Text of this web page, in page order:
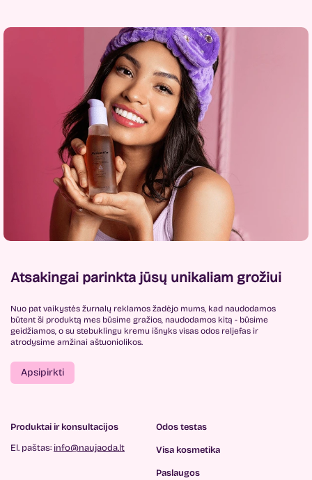
Atsakingai parinkta jūsų unikaliam grožiui
Nuo pat vaikystės žurnalų reklamos žadėjo mums, kad naudodamos
būtent ši produktą mes būsime gražios, naudodamos kitą - būsime
geidžiamos, o su stebuklingu kremu išnyks visas odos reljefas ir
atrodysime amžinai aštuoniolikos.
Apsipirkti
Produktai ir konsultacijos
El. paštas: info@naujaoda.lt
Odos testas
Visa kosmetika
Paslaugos